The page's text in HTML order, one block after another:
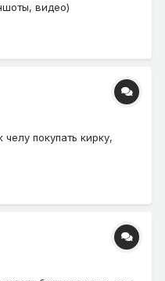
видео)
покупать кирку,